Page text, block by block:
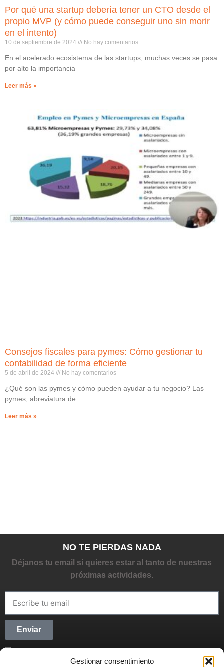
Gestionar consentimiento
Por qué una startup debería tener un CTO desde el
propio MVP (y cómo puede conseguir uno sin morir
en el intento)
10 de septiembre de 2024 No hay comentarios
En el acelerado ecosistema de las startups, muchas veces se pasa
por alto la importancia
Leer más »
Consejos fiscales para pymes: Cómo gestionar tu
contabilidad de forma eficiente
5 de abril de 2024 No hay comentarios
¿Qué son las pymes y cómo pueden ayudar a tu negocio? Las
pymes, abreviatura de
Leer más »
NO TE PIERDAS NADA
Déjanos tu email si quieres estar al tanto de nuestras
próximas actividades.
Enviar